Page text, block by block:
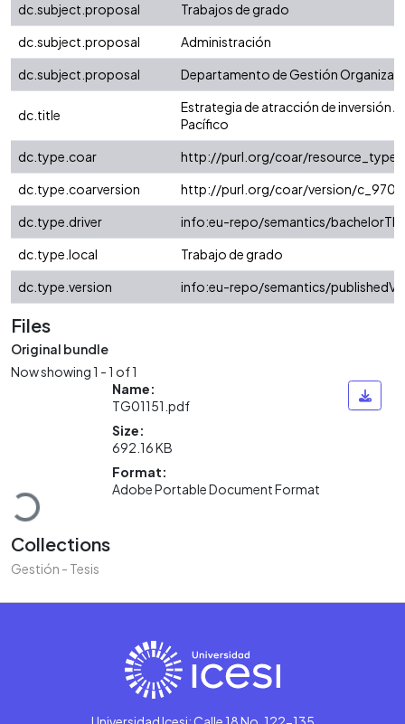
dc.subject.proposal
Trabajos de grado
dc.subject.proposal
Administración
dc.subject.proposal
Departamento de Gestión
dc.title
Estrategia de atracción de inversión
Pacífico
dc.type.coar
http://purl.org/coar/resource_type/
dc.type.coarversion
http://purl.org/coar/version/
dc.type.driver
info:eu-repo/semantics/
dc.type.local
Trabajo de grado
dc.type.version
info:eu-repo/semantics/
Files
Original bundle
Now showing1 - 1 of 1
Loading...
Name:
TG01151.pdf
Size:
692.16 KB
Format:
Adobe Portable Document Format
Collections
Gestión - Tesis